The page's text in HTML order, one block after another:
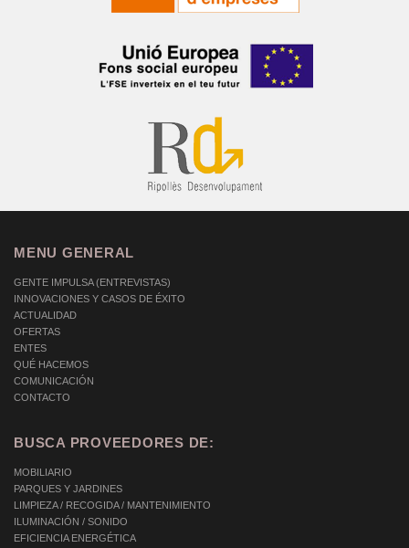
MENU GENERAL
GENTE IMPULSA (ENTREVISTAS)
INNOVACIONES Y CASOS DE ÉXITO
ACTUALIDAD
OFERTAS
ENTES
QUÉ HACEMOS
COMUNICACIÓN
CONTACTO
BUSCA PROVEEDORES DE:
MOBILIARIO
PARQUES Y JARDINES
LIMPIEZA / RECOGIDA / MANTENIMIENTO
ILUMINACIÓN / SONIDO
EFICIENCIA ENERGÉTICA